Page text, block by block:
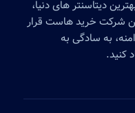
دیتاسنتر های دنیا،
شرکت خرید هاست قرار
به سادگی به
کنید.